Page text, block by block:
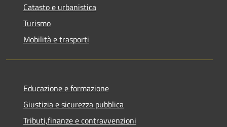
Catasto e urbanistica
Turismo
Mobilità e trasporti
Educazione e formazione
Giustizia e sicurezza pubblica
Tributi,finanze e contravvenzioni